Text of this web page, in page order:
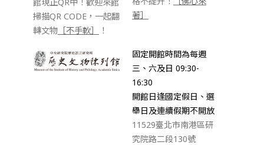
掃描QR CODE，一起翻
轉文物［不手軟］ ！
著］
固定開館時間為每週
三、六及日 09:30-
16:30
開館日逢國定假日、選
舉日及連續假期不開放
11529臺北市南港區研
究院路二段130號